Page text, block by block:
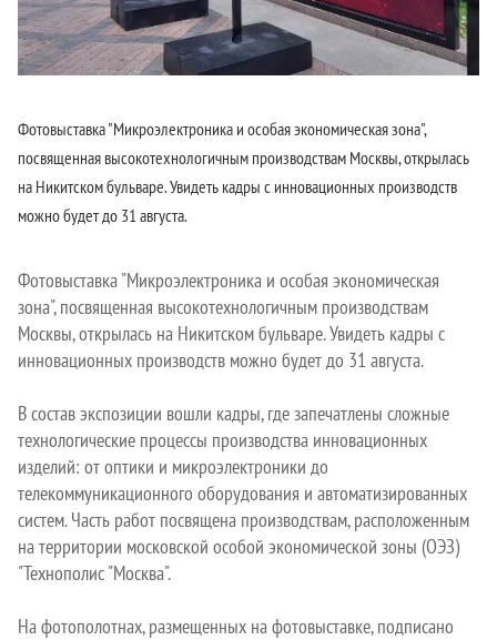
Фотовыставка "Микроэлектроника и особая экономическая зона",
посвященная высокотехнологичным производствам Москвы, открылась
на Никитском бульваре. Увидеть кадры с инновационных производств
можно будет до 31 августа.
Фотовыставка "Микроэлектроника и особая экономическая
зона", посвященная высокотехнологичным производствам
Москвы, открылась на Никитском бульваре. Увидеть кадры с
инновационных производств можно будет до 31 августа.
В состав экспозиции вошли кадры, где запечатлены сложные
технологические процессы производства инновационных
изделий: от оптики и микроэлектроники до
телекоммуникационного оборудования и автоматизированных
систем. Часть работ посвящена производствам, расположенным
на территории московской особой экономической зоны (ОЭЗ)
"Технополис "Москва".
На фотополотнах, размещенных на фотовыставке, подписано